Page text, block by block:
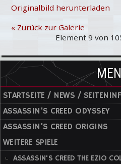
Originalbild herunterladen
« Zurück zur Galerie
Element 9 von
STARTSEITE / NEWS /
ASSASSIN'S CREED ODYSSEY
ASSASSIN'S CREED ORIGINS
WEITERE SPIELE
ASSASSIN'S CREED THE EZIO